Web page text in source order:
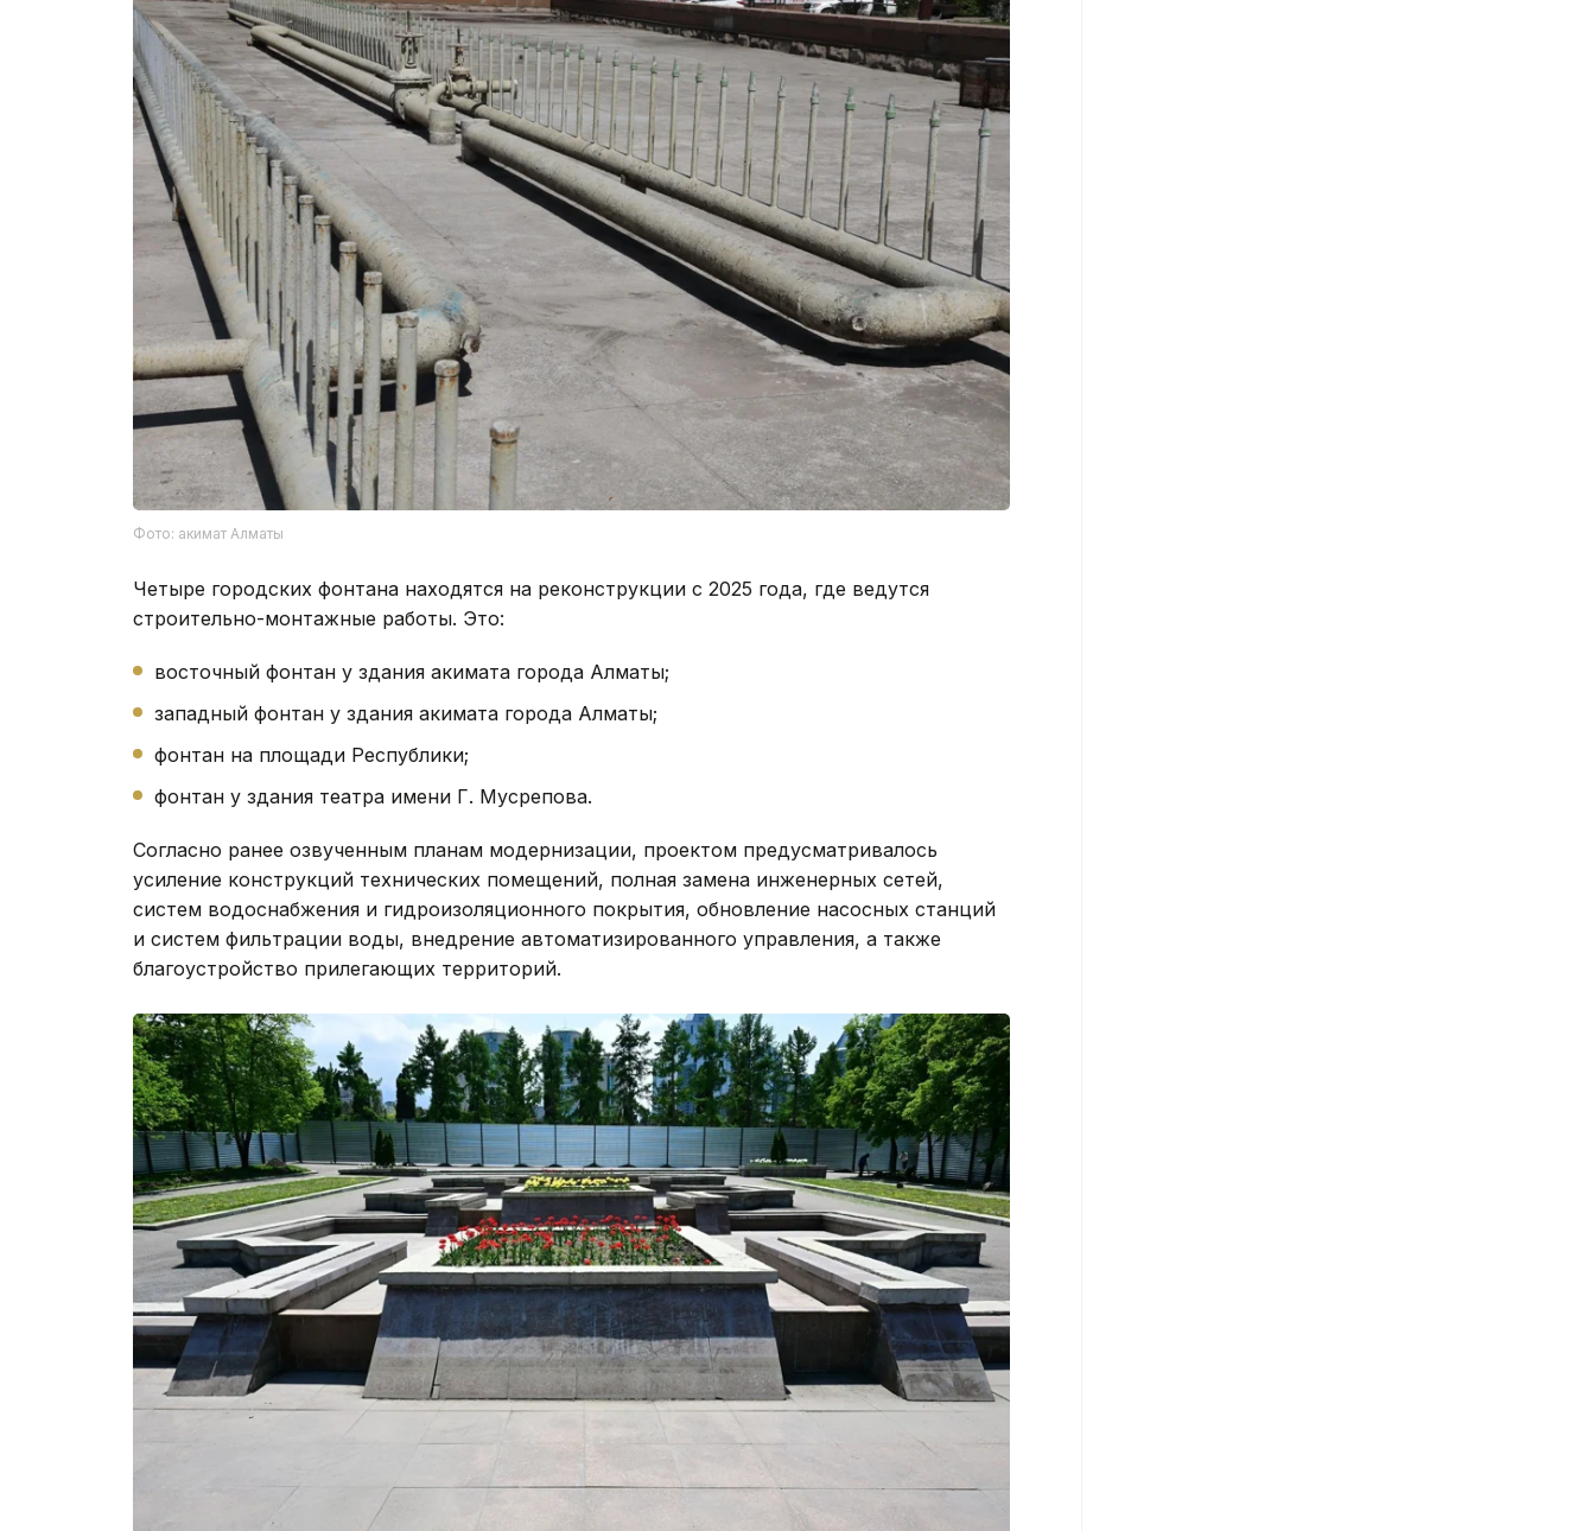
Фото: акимат Алматы
Четыре городских фонтана находятся на реконструкции с 2025 года, где ведутся
строительно-монтажные работы. Это:
восточный фонтан у здания акимата города Алматы;
западный фонтан у здания акимата города Алматы;
фонтан на площади Республики;
фонтан у здания театра имени Г. Мусрепова.
Согласно ранее озвученным планам модернизации, проектом предусматривалось
усиление конструкций технических помещений, полная замена инженерных сетей,
систем водоснабжения и гидроизоляционного покрытия, обновление насосных станций
и систем фильтрации воды, внедрение автоматизированного управления, а также
благоустройство прилегающих территорий.